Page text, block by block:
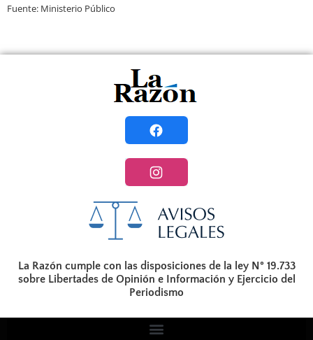
Fuente: Ministerio Público
La Razón cumple con las disposiciones de la ley N° 19.733
sobre Libertades de Opinión e Información y Ejercicio del
Periodismo